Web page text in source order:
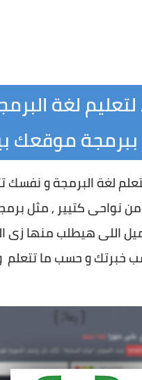
لغة
موقعك
خبرتك و حسب ما تتعلم